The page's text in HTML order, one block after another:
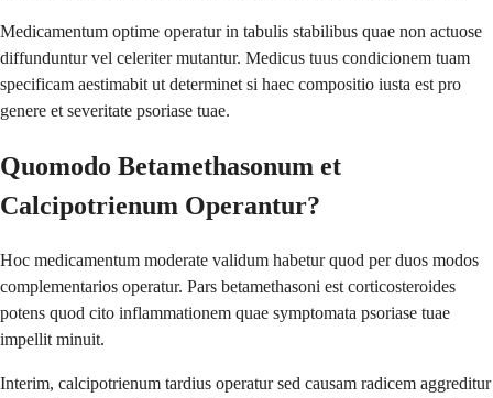
Medicamentum optime operatur in tabulis stabilibus quae non actuose
diffunduntur vel celeriter mutantur. Medicus tuus condicionem tuam
specificam aestimabit ut determinet si haec compositio iusta est pro
genere et severitate psoriase tuae.
Quomodo Betamethasonum et
Calcipotrienum Operantur?
Hoc medicamentum moderate validum habetur quod per duos modos
complementarios operatur. Pars betamethasoni est corticosteroides
potens quod cito inflammationem quae symptomata psoriase tuae
impellit minuit.
Interim, calcipotrienum tardius operatur sed causam radicem aggreditur